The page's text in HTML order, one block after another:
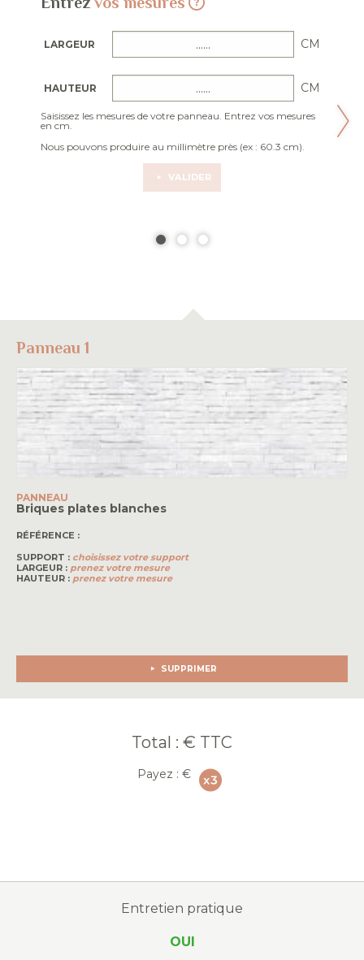
LARGEUR CM
HAUTEUR CM
Saisissez les mesures de votre panneau. Entrez vos mesures
en cm.
Nous pouvons produire au millimètre près (ex : 60.3 cm).
VALIDER
Panneau 1
PANNEAU
Briques plates blanches
RÉFÉRENCE :
SUPPORT : choisissez votre support
LARGEUR : prenez votre mesure
HAUTEUR : prenez votre mesure
SUPPRIMER
Total : € TTC
Payez :€
Entretien pratique
OUI